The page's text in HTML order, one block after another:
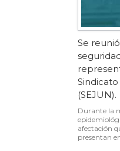
Se
(SEJUN).
Durante la
afectación
presentan